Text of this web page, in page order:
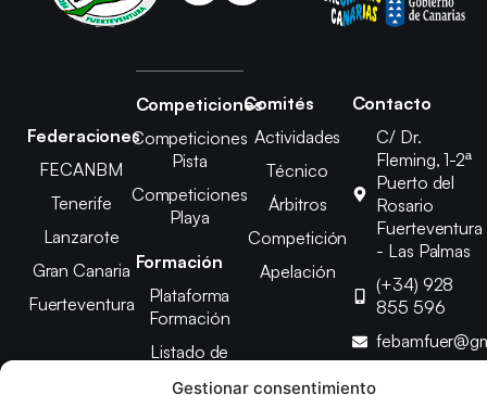
Gestionar consentimiento
Federaciones
FECANBM
Tenerife
Lanzarote
Gran Canaria
Fuerteventura
Competiciones
Competiciones
Pista
Competiciones
Playa
Formación
Plataforma
Formación
Listado de
Comités
Actividades
Técnico
Árbitros
Competición
Apelación
Contacto
C/ Dr.
Fleming, 1-2ª
Puerto del
Rosario
Fuerteventura
- Las Palmas
(+34) 928
855 596